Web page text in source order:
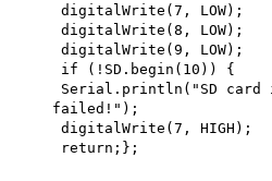
digitalWrite(7, LOW);
digitalWrite(8, LOW);
digitalWrite(9, LOW);
if (!SD.begin(10)) {
Serial.println("SD
failed!");
digitalWrite(7, HIGH);
return;};